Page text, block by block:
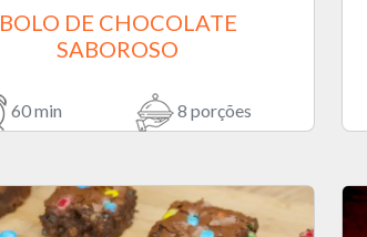
BOLO DE CHOCOLATE
SABOROSO
60 min 8 porções